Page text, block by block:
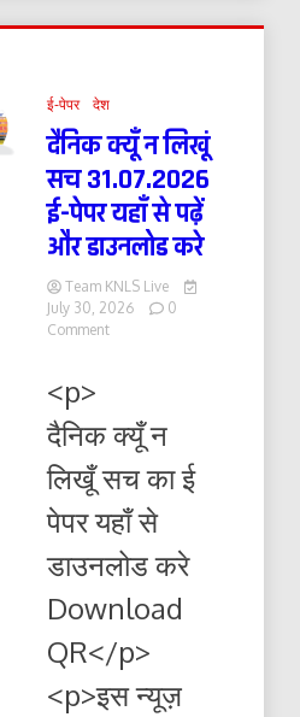
ई-पेपर देश
दैनिक क्यूँ न लिखूं
सच 31.07.2026
ई-पेपर यहाँ से पढ़ें
और डाउनलोड करे
Team KNLS Live
July 30, 2026
0
Commenton
सच
31.07.2026
ई-
यहाँ
पढ़ें
डाउनलोड
<p>
दैनिक क्यूँ न
लिखूँ सच का ई
पेपर यहाँ से
डाउनलोड करे
Download
QR</p>
<p>इस न्यूज़